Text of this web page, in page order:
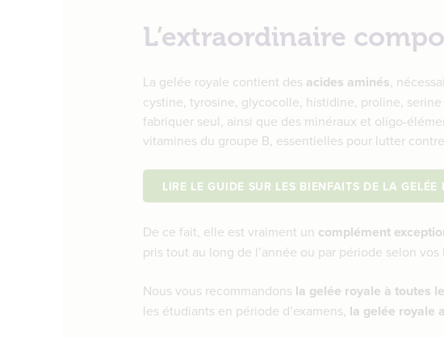
L’extraordinaire
La gelée royale contient des acides aminés,
cystine, tyrosine, glycocolle, histidine, proline,
fabriquer seul, ainsi que des minéraux et oligo-
vitamines du groupe B, essentielles pour lutter
LIRE LE GUIDE SUR LES BIENFAITS DE LA GELÉE
De ce fait, elle est vraiment un complément
pris tout au long de l’année ou par période selon vos
Nous vous recommandons la gelée royale à toutes
les étudiants en période d’examens, la gelée royale